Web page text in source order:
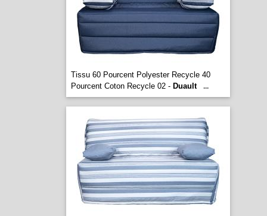
Tissu 60 Pourcent Polyester Recycle 40
Pourcent Coton Recycle 02 - Duault ...